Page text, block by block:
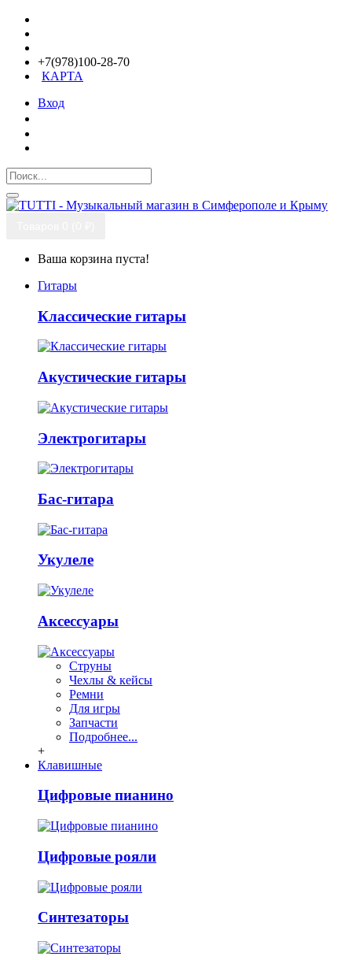
+7(978)100-28-70
КАРТА
Вход
Ваша корзина пуста!
Гитары
Классические гитары
Акустические гитары
Электрогитары
Бас-гитара
Укулеле
Аксессуары
Струны
Чехлы & кейсы
Ремни
Для игры
Запчасти
Подробнее...
+
Клавишные
Цифровые пианино
Цифровые рояли
Синтезаторы